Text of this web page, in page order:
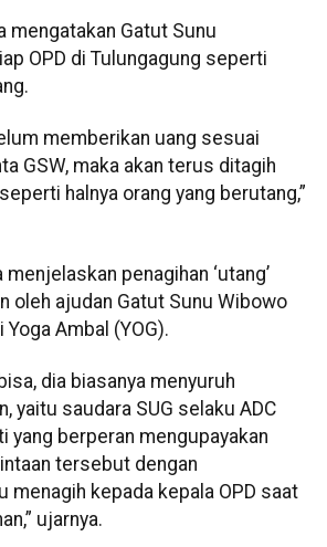
mengatakan Gatut Sunu
OPD di Tulungagung seperti
memberikan uang sesuai
GSW, maka akan terus ditagih
halnya orang yang berutang,”
penagihan ‘utang’
oleh ajudan Gatut Sunu Wibowo
Ambal (YOG).
dia biasanya menyuruh
yaitu saudara SUG selaku ADC
yang berperan mengupayakan
tersebut dengan
menagih kepada kepala OPD saat
ujarnya.